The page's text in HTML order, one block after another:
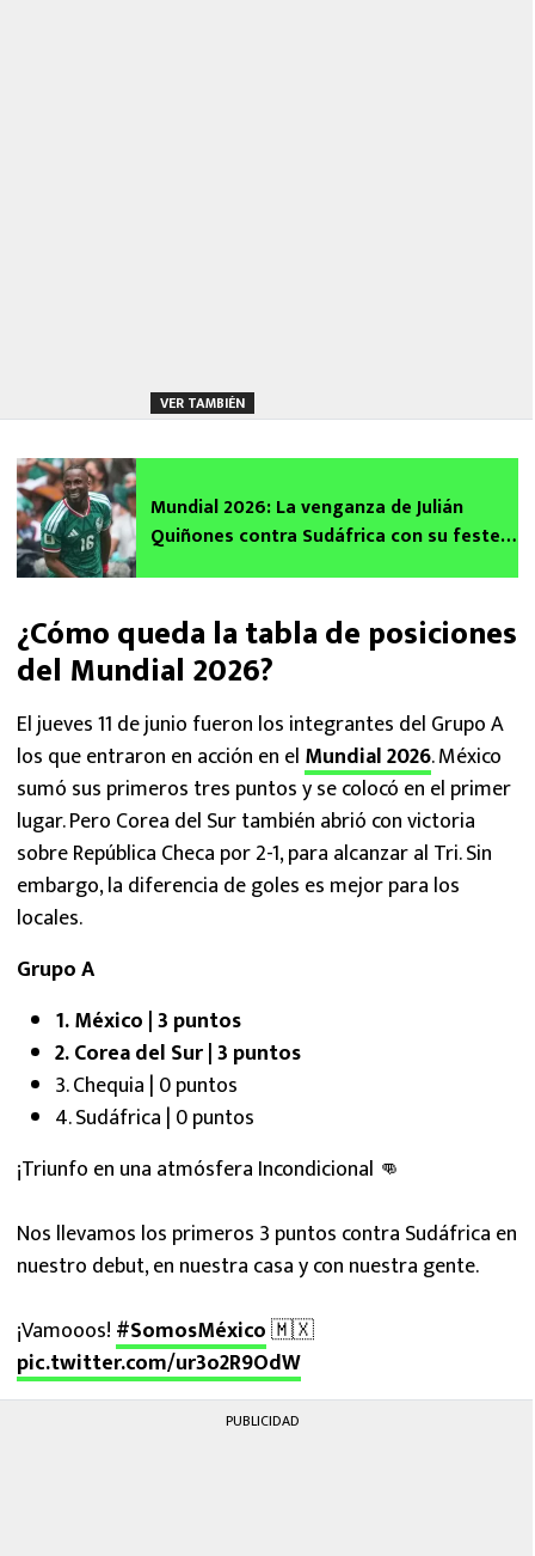
VER TAMBIÉN
Mundial 2026: La venganza de Julián
Quiñones contra Sudáfrica con su festejo
¿Cómo queda la tabla de posiciones
del Mundial 2026?
El jueves 11 de junio fueron los integrantes del Grupo A
los que entraron en acción en el Mundial 2026. México
sumó sus primeros tres puntos y se colocó en el primer
lugar. Pero Corea del Sur también abrió con victoria
sobre República Checa por 2-1, para alcanzar al Tri. Sin
embargo, la diferencia de goles es mejor para los
locales.
Grupo A
1. México | 3 puntos
2. Corea del Sur | 3 puntos
3. Chequia | 0 puntos
4. Sudáfrica | 0 puntos
¡Triunfo en una atmósfera Incondicional 👊
Nos llevamos los primeros 3 puntos contra Sudáfrica en
nuestro debut, en nuestra casa y con nuestra gente.
¡Vamooos! #SomosMéxico🇲🇽
pic.twitter.com/ur3o2R9OdW
PUBLICIDAD